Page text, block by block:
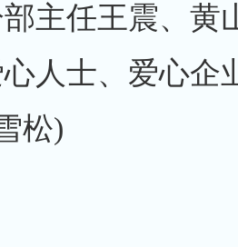
主任王震、黄
人士、爱心企
松)